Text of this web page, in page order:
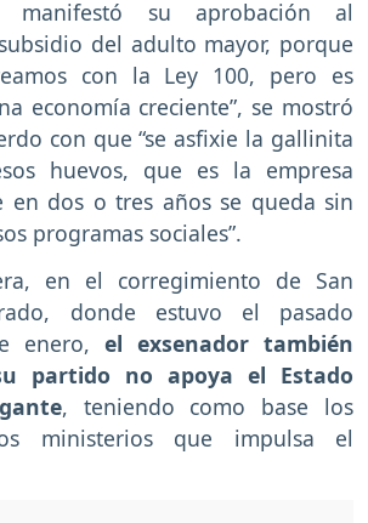
manifestó su aprobación al
del adulto mayor, porque
con la Ley 100, pero es
economía creciente”, se mostró
con que “se asfixie la gallinita
huevos, que es la empresa
en dos o tres años se queda sin
programas sociales”.
en el corregimiento de San
donde estuvo el pasado
enero, el exsenador también
partido no apoya el Estado
, teniendo como base los
ministerios que impulsa el